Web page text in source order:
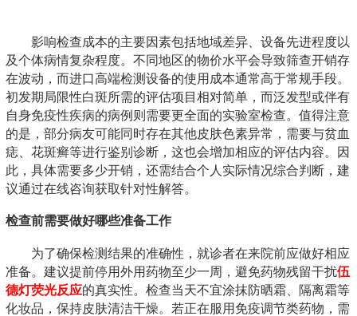
影响检查成本的主要因素包括地域差异、设备先进程度以
及个体病情复杂程度。不同地区的物价水平会导致筛查开销存
在波动，而进口高端检测设备的使用成本通常高于常规手段。
初发期局限性白斑所需的评估项目相对简单，而泛发型或伴有
自身免疫性疾病的病例则需要更全面的实验室检查。值得注意
的是，部分病友可能同时存在其他皮肤色素异常，需要与贫血
痣、花斑癣等进行鉴别诊断，这也会增加相应的评估内容。因
此，具体需要多少开销，还需结合个人实际情况综合判断，建
议通过在线咨询获取针对性解答。
检查前需要做好哪些准备工作
为了确保检测结果的准确性，就诊者在来院前应做好相应
准备。建议提前停用外用药物至少一周，避免药物残留干扰伍
德灯荧光反应的真实性。检查当天不宜涂抹防晒霜、隔离霜等
化妆品，保持皮肤清洁干燥。若正在服用免疫调节类药物，需